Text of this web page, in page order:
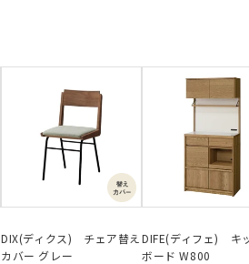
DIX(ディクス) チェア替え
カバー グレー
DIFE(ディフェ) キ
ボード W800